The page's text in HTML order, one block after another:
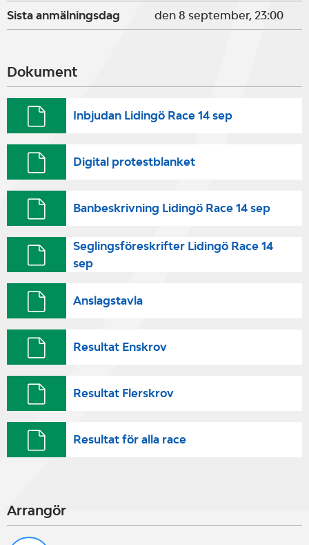
Sista anmälningsdag den 8 september, 23:00
Dokument
Inbjudan Lidingö Race 14 sep
Digital protestblanket
Banbeskrivning Lidingö Race 14 sep
Seglingsföreskrifter Lidingö Race 14
sep
Anslagstavla
Resultat Enskrov
Resultat Flerskrov
Resultat för alla race
Arrangör